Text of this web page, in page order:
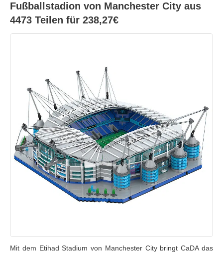
Fußballstadion von Manchester City aus
4473 Teilen für 238,27€
Mit dem Etihad Stadium von Manchester City bringt CaDA das